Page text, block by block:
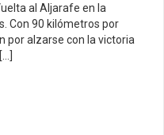
al Aljarafe en la
Con 90 kilómetros por
por alzarse con la victoria